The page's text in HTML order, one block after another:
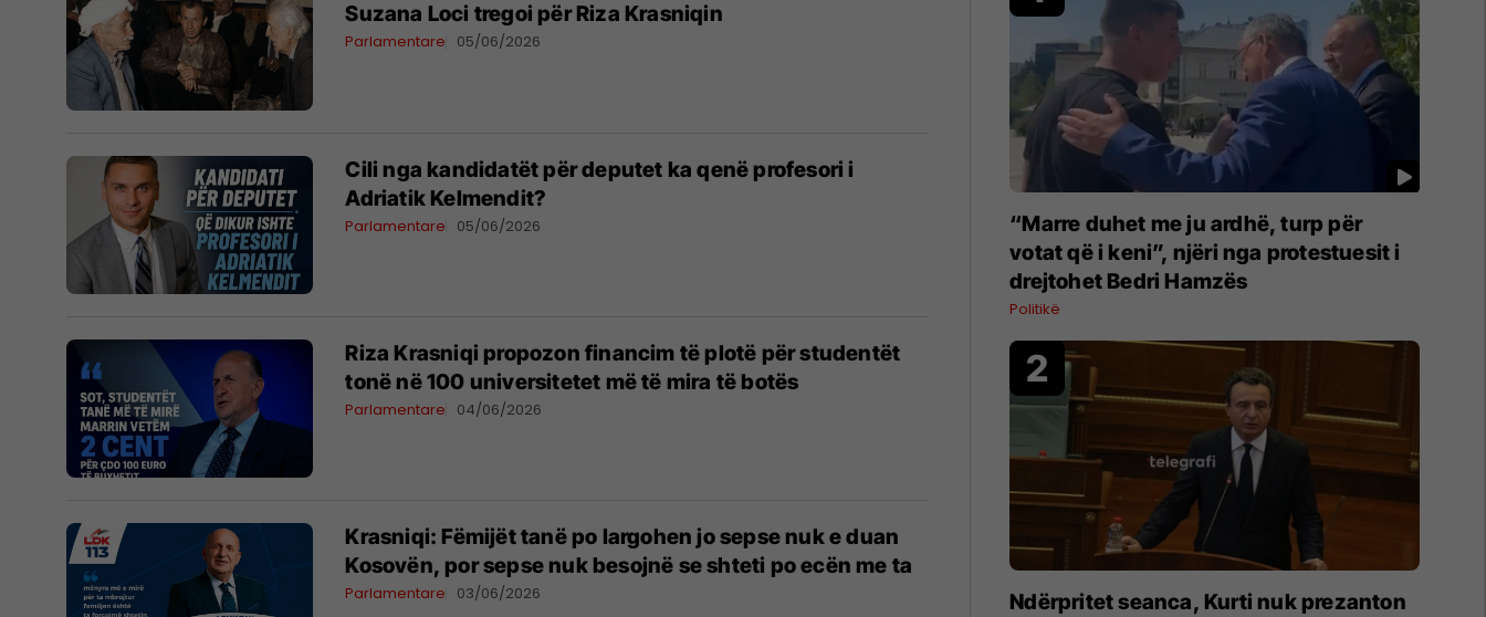
Suzana Loci tregoi për Riza Krasniqin
Parlamentare 05/06/2026
Cili nga kandidatët për deputet ka qenë profesori i
Adriatik Kelmendit?
Parlamentare 05/06/2026
Riza Krasniqi propozon financim të plotë për studentët
tonë në 100 universitetet më të mira të botës
Parlamentare 04/06/2026
Krasniqi: Fëmijët tanë po largohen jo sepse nuk e duan
Kosovën, por sepse nuk besojnë se shteti po ecën me ta
Parlamentare 03/06/2026
“Marre duhet me ju ardhë, turp për
votat që i keni”, njëri nga protestuesit i
drejtohet Bedri Hamzës
Politikë
Ndërpritet seanca, Kurti nuk prezanton